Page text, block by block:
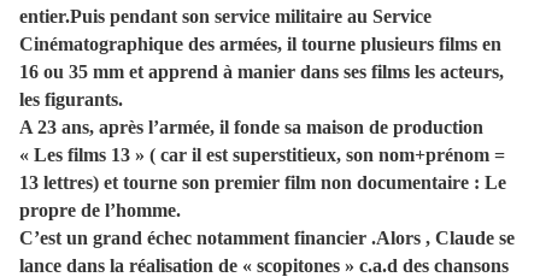
entier.Puis pendant son service militaire au Service
Cinématographique des armées, il tourne plusieurs films en
16 ou 35 mm et apprend à manier dans ses films les acteurs,
les figurants.
A 23 ans, après l’armée, il fonde sa maison de production
« Les films 13 » ( car il est superstitieux, son nom+prénom =
13 lettres) et tourne son premier film non documentaire : Le
propre de l’homme.
C’est un grand échec notamment financier .Alors , Claude se
lance dans la réalisation de « scopitones » c.a.d des chansons